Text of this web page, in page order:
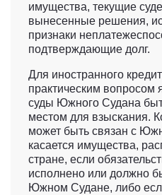
имущества, текущие
вынесенные решения,
признаки
подтверждающие долг.
Для иностранного
практическим вопросом
суды Южного Судана
местом для взыскания.
может быть связан с
касается имущества,
стране, если
исполнено или должно
Южном Судане, либо